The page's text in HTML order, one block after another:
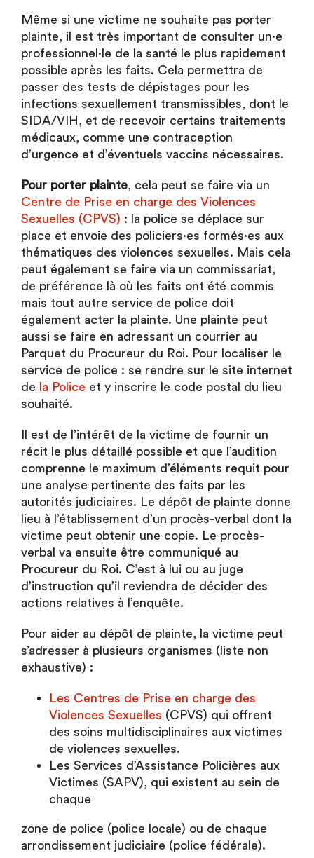
Même si une victime ne souhaite pas porter
plainte, il est très important de consulter un·e
professionnel·le de la santé le plus rapidement
possible après les faits. Cela permettra de
passer des tests de dépistages pour les
infections sexuellement transmissibles, dont le
SIDA/VIH, et de recevoir certains traitements
médicaux, comme une contraception
d’urgence et d’éventuels vaccins nécessaires.
Pour porter plainte, cela peut se faire via un
Centre de Prise en charge des Violences
Sexuelles (CPVS) : la police se déplace sur
place et envoie des policiers·es formés·es aux
thématiques des violences sexuelles. Mais cela
peut également se faire via un commissariat,
de préférence là où les faits ont été commis
mais tout autre service de police doit
également acter la plainte. Une plainte peut
aussi se faire en adressant un courrier au
Parquet du Procureur du Roi. Pour localiser le
service de police : se rendre sur le site internet
de
la Police et y inscrire le code postal du lieu
souhaité.
Il est de l’intérêt de la victime de fournir un
récit le plus détaillé possible et que l’audition
comprenne le maximum d’éléments requit pour
une analyse pertinente des faits par les
autorités judiciaires. Le dépôt de plainte donne
lieu à l’établissement d’un procès-verbal dont la
victime peut obtenir une copie. Le procès-
verbal va ensuite être communiqué au
Procureur du Roi. C’est à lui ou au juge
d’instruction qu’il reviendra de décider des
actions relatives à l’enquête.
Pour aider au dépôt de plainte, la victime peut
s’adresser à plusieurs organismes (liste non
exhaustive) :
Les Centres de Prise en charge des
Violences Sexuelles (CPVS) qui offrent
des soins multidisciplinaires aux victimes
de violences sexuelles.
Les Services d’Assistance Policières aux
Victimes (SAPV), qui existent au sein de
chaque
zone de police (police locale) ou de chaque
arrondissement judiciaire (police fédérale).